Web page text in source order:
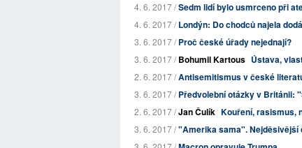
4. 6. 2017 /Sedm lidí bylo usmrceno při
4. 6. 2017 /Londýn: Do chodců najela
3. 6. 2017 /Proč české úřady nejednají?
3. 6. 2017 /Bohumil Kartous Ústava,
2. 6. 2017 /Antisemitismus v české
3. 6. 2017 /Předvolební otázky v Británii:
2. 6. 2017 /Jan Čulík Kouření, rasismus,
3. 6. 2017 /"Amerika sama". Nejděsivější